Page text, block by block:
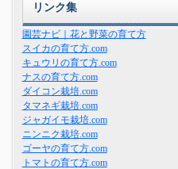
リンク集
園芸ナビ｜花と野菜の育て方
スイカの育て方.com
キュウリの育て方.com
ナスの育て方.com
ダイコン栽培.com
タマネギ栽培.com
ジャガイモ栽培.com
ニンニク栽培.com
ゴーヤの育て方.com
トマトの育て方.com